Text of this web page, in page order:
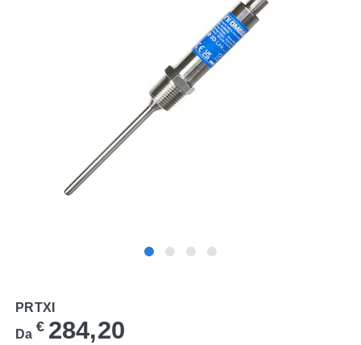
PRTXI
Da € 284,20